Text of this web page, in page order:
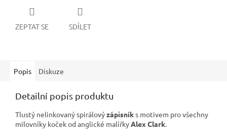
ZEPTAT SE SDÍLET
Popis Diskuze
Detailní popis produktu
Tlustý nelinkovaný spirálovýzápisníks motivem pro všechny
milovníky koček od anglické malířkyAlex Clark.